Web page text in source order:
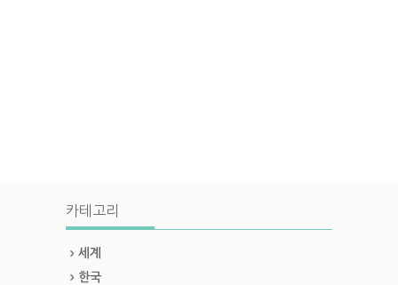
카테고리
세계
한국